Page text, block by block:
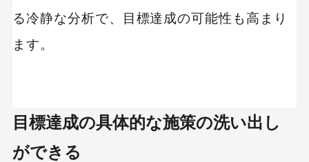
る冷静な分析で、目標達成の可能性も高まり
ます。
目標達成の具体的な施策の洗い出し
ができる